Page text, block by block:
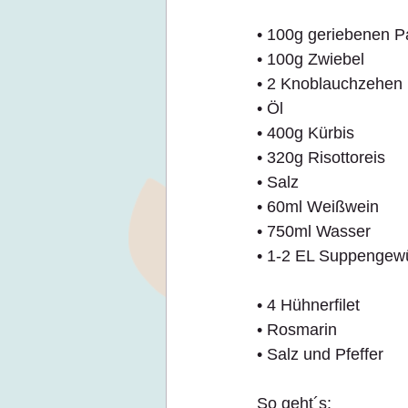
• 100g geriebenen
• 100g Zwiebel
• 2 Knoblauchzehen
• Öl
• 400g Kürbis
• 320g Risottoreis
• Salz
• 60ml Weißwein
• 750ml Wasser
• 1-2 EL
• 4 Hühnerfilet
• Rosmarin
• Salz und Pfeffer
So geht´s: